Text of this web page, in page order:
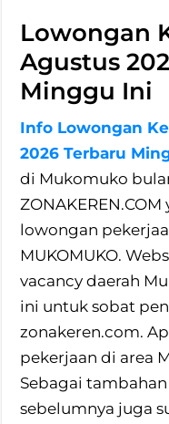
Lowongan
Agustus
Minggu Ini
Info Lowongan
2026 Terbaru
di Mukomuko
lowongan
MUKOMUKO.
vacancy daerah
ini untuk sobat
zonakeren.com.
pekerjaan di area
Sebagai
sebelumnya juga